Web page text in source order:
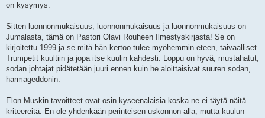
on kysymys.
Sitten luonnonmukaisuus, luonnonmukaisuus ja luonnonmukaisuus on
Jumalasta, tämä on Pastori Olavi Rouheen Ilmestyskirjasta! Se on
kirjoitettu 1999 ja se mitä hän kertoo tulee myöhemmin eteen, taivaalliset
Trumpetit kuultiin ja jopa itse kuulin kahdesti. Loppu on hyvä, mustahatut,
sodan johtajat pidätetään juuri ennen kuin he aloittaisivat suuren sodan,
harmageddonin.
Elon Muskin tavoitteet ovat osin kyseenalaisia koska ne ei täytä näitä
kriteereitä. En ole yhdenkään perinteisen uskonnon alla, mutta kuulun